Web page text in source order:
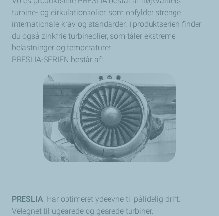
turbine- og cirkulationsolier, som opfylder strenge
internationale krav og standarder. I produktserien finder
du også zinkfrie turbineolier, som tåler ekstreme
belastninger og temperaturer.
PRESLIA-SERIEN består af:
PRESLIA: Har optimeret ydeevne til pålidelig drift.
Velegnet til ugearede og gearede turbiner.